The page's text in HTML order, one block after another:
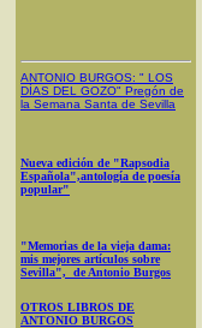
ANTONIO BURGOS: " LOS
DÍAS DEL GOZO" Pregón de
la Semana Santa de Sevilla
Nueva edición de "Rapsodia
Española",antología de poesía
popular"
"Memorias de la vieja dama:
mis mejores artículos sobre
Sevilla", de Antonio Burgos
OTROS LIBROS DE
ANTONIO BURGOS